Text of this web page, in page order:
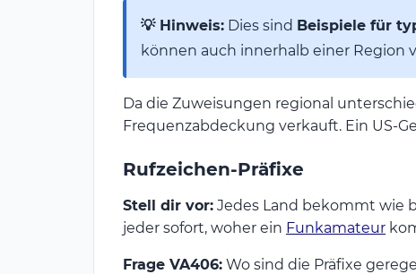
💡 Hinweis: Dies sind Beispiele für
können auch innerhalb einer Region
Da die Zuweisungen regional
Frequenzabdeckung verkauft. Ein US-
Rufzeichen-Präfixe
Stell dir vor: Jedes Land bekommt wie
jeder sofort, woher ein Funkamateur
Frage VA406: Wo sind die Präfixe